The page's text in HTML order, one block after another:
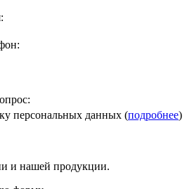
персональных данных (подробнее)
и нашей продукции.